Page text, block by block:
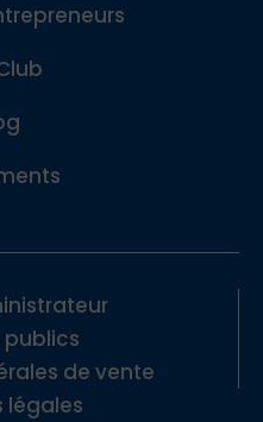
publics
de vente
légales